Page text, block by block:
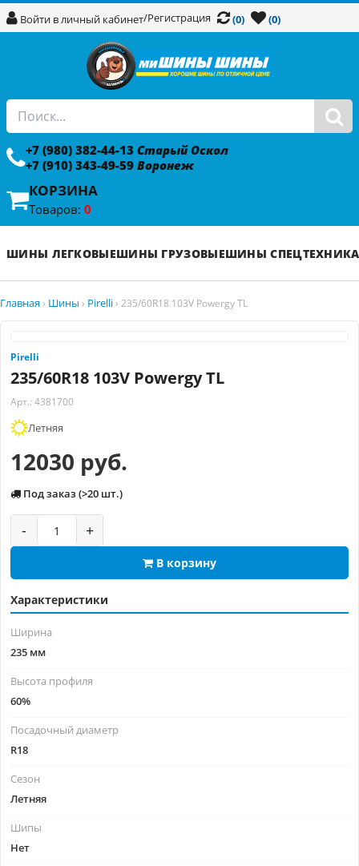
Войти в личный кабинет/Регистрация (0) (0)
+7 (980) 382-44-13 Старый Оскол
+7 (910) 343-49-59 Воронеж
КОРЗИНА
Товаров: 0
ШИНЫ ЛЕГКОВЫЕШИНЫ ГРУЗОВЫЕШИНЫ СПЕЦТЕХНИКА
Главная › Шины › Pirelli › 235/60R18 103V Powergy TL
Pirelli
235/60R18 103V Powergy TL
Арт.: 4381700
Летняя
12030 руб.
Под заказ (>20 шт.)
- +
В корзину
Характеристики
Ширина
235 мм
Высота профиля
60%
Посадочный диаметр
R18
Сезон
Летняя
Шипы
Нет